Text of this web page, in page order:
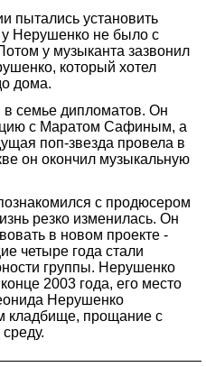
пытались установить
у Нерушенко не было с
у музыканта зазвонил
который хотел
дома.
семье дипломатов. Он
с Маратом Сафиным, а
поп-звезда провела в
он окончил музыкальную
с продюсером
резко изменилась. Он
в новом проекте -
четыре года стали
группы. Нерушенко
2003 года, его место
Нерушенко
кладбище, прощание с